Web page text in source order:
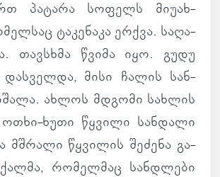
პა­ტარა სო­ფელს მი­უ­ახ­
ტა­კე­ნაკა ერქვა. სა­ღა­
თავ­სხმა წვიმა იყო. გუდუ
მისი ჩალის სან­
ახლოს მდგომი სახ­ლის
ოთხი-ხუთი წყვილი სან­დალი
მშრალი წყვი­ლის შე­ძენა გა­
ქალმა, რო­მელ­მაც სან­დლები